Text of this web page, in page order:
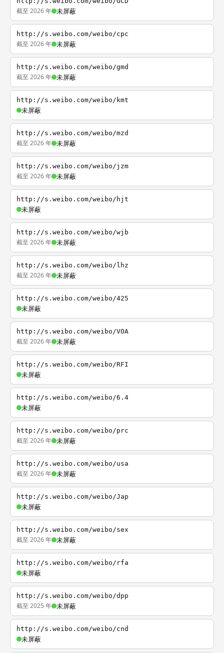
截至 2026 年 未屏蔽
http://s.weibo.com/weibo/cpc
截至 2026 年 未屏蔽
http://s.weibo.com/weibo/gmd
截至 2026 年 未屏蔽
http://s.weibo.com/weibo/kmt
未屏蔽
http://s.weibo.com/weibo/mzd
截至 2026 年 未屏蔽
http://s.weibo.com/weibo/jzm
截至 2026 年 未屏蔽
http://s.weibo.com/weibo/hjt
未屏蔽
http://s.weibo.com/weibo/wjb
截至 2026 年 未屏蔽
http://s.weibo.com/weibo/lhz
截至 2026 年 未屏蔽
http://s.weibo.com/weibo/425
未屏蔽
http://s.weibo.com/weibo/VOA
截至 2026 年 未屏蔽
http://s.weibo.com/weibo/RFI
未屏蔽
http://s.weibo.com/weibo/6.4
未屏蔽
http://s.weibo.com/weibo/prc
截至 2026 年 未屏蔽
http://s.weibo.com/weibo/usa
截至 2026 年 未屏蔽
http://s.weibo.com/weibo/Jap
未屏蔽
http://s.weibo.com/weibo/sex
截至 2026 年 未屏蔽
http://s.weibo.com/weibo/rfa
未屏蔽
http://s.weibo.com/weibo/dpp
截至 2025 年 未屏蔽
http://s.weibo.com/weibo/cnd
未屏蔽